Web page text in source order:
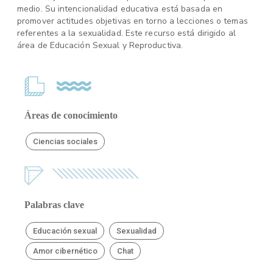
medio. Su intencionalidad educativa está basada en
promover actitudes objetivas en torno a lecciones o temas
referentes a la sexualidad. Este recurso está dirigido al
área de Educación Sexual y Reproductiva.
Áreas de conocimiento
Ciencias sociales
Palabras clave
Educación sexual Sexualidad
Amor cibernético Chat